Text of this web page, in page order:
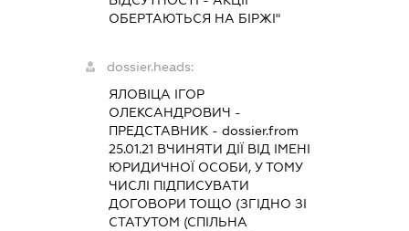
ОБЕРТАЮТЬСЯ НА БІРЖІ"
dossier.heads:
ЯЛОВІЦА ІГОР
ОЛЕКСАНДРОВИЧ -
ПРЕДСТАВНИК - dossier.from
25.01.21 ВЧИНЯТИ ДІЇ ВІД ІМЕНІ
ЮРИДИЧНОЇ ОСОБИ, У ТОМУ
ЧИСЛІ ПІДПИСУВАТИ
ДОГОВОРИ ТОЩО (ЗГІДНО ЗІ
СТАТУТОМ (СПІЛЬНА